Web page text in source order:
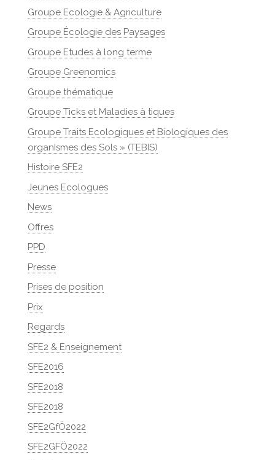
Groupe Ecologie & Agriculture
Groupe Écologie des Paysages
Groupe Etudes à long terme
Groupe Greenomics
Groupe thématique
Groupe Ticks et Maladies à tiques
Groupe Traits Ecologiques et Biologiques des
organIsmes des Sols » (TEBIS)
Histoire SFE2
Jeunes Ecologues
News
Offres
PPD
Presse
Prises de position
Prix
Regards
SFE2 & Enseignement
SFE2016
SFE2018
SFE2018
SFE2GfÖ2022
SFE2GFÖ2022